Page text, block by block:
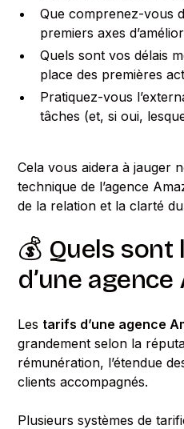
Que comprenez-vous
premiers axes
Quels sont vos délais
place des premières
Pratiquez-vous
tâches (et, si oui,
Cela vous aidera à jauger
technique de l’agence
de la relation et la clarté
💰 Quels
d’une agence
Les tarifs d’une agence
grandement selon la
rémunération, l’étendue
clients accompagnés.
Plusieurs systèmes de